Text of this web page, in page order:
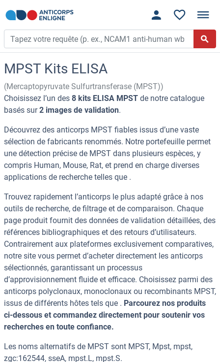
MPST Kits ELISA
(Mercaptopyruvate Sulfurtransferase (MPST))
Choisissez l’un des 8 kits ELISA MPST de notre catalogue
basés sur2 images de validation.
Découvrez des anticorps MPST fiables issus d’une vaste
sélection de fabricants renommés. Notre portefeuille permet
une détection précise de MPST dans plusieurs espèces, y
compris Human, Mouse, Rat, et prend en charge diverses
applications de recherche telles que .
Trouvez rapidement l’anticorps le plus adapté grâce à nos
outils de recherche, de filtrage et de comparaison. Chaque
page produit fournit des données de validation détaillées, des
références bibliographiques et des retours d’utilisateurs.
Contrairement aux plateformes exclusivement comparatives,
notre site vous permet d’acheter directement les anticorps
sélectionnés, garantissant un processus
d’approvisionnement fluide et efficace. Choisissez parmi des
anticorps polyclonaux, monoclonaux ou recombinants MPST,
issus de différents hôtes tels que . Parcourez nos produits
ci-dessous et commandez directement pour soutenir vos
recherches en toute confiance.
Les noms alternatifs de MPST sont MPST, Mpst, mpst,
zgc:162544, sseA, mpst.L, mpst.S.